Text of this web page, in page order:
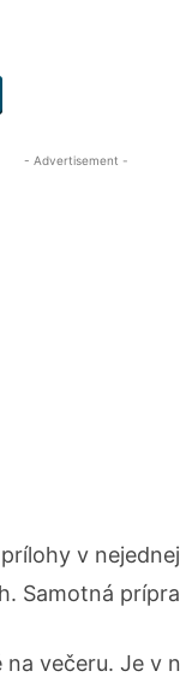
- Advertisement -
v
Samotná
večeru. Je v